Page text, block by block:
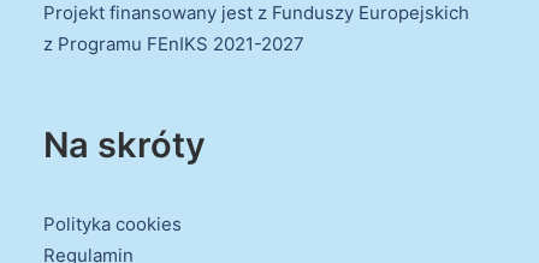
Projekt finansowany jest z Funduszy Europejskich
z Programu FEnIKS 2021-2027
Na skróty
Polityka cookies
Regulamin